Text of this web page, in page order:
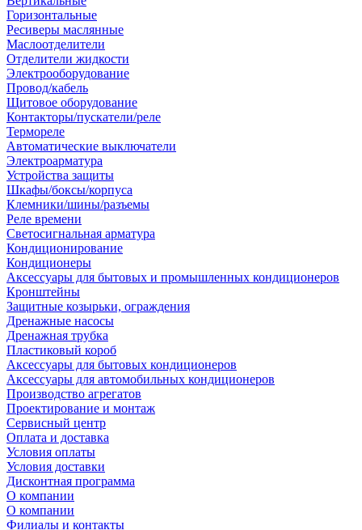
Горизонтальные
Ресиверы маслянные
Маслоотделители
Отделители жидкости
Электрооборудование
Провод/кабель
Щитовое оборудование
Контакторы/пускатели/реле
Термореле
Автоматические выключатели
Электроарматура
Устройства защиты
Шкафы/боксы/корпуса
Клемники/шины/разъемы
Реле времени
Светосигнальная арматура
Кондиционирование
Кондиционеры
Аксессуары для бытовых и промышленных кондиционеров
Кронштейны
Защитные козырьки, ограждения
Дренажные насосы
Дренажная трубка
Пластиковый короб
Аксессуары для бытовых кондиционеров
Аксессуары для автомобильных кондиционеров
Производство агрегатов
Проектирование и монтаж
Сервисный центр
Оплата и доставка
Условия оплаты
Условия доставки
Дисконтная программа
О компании
О компании
Филиалы и контакты